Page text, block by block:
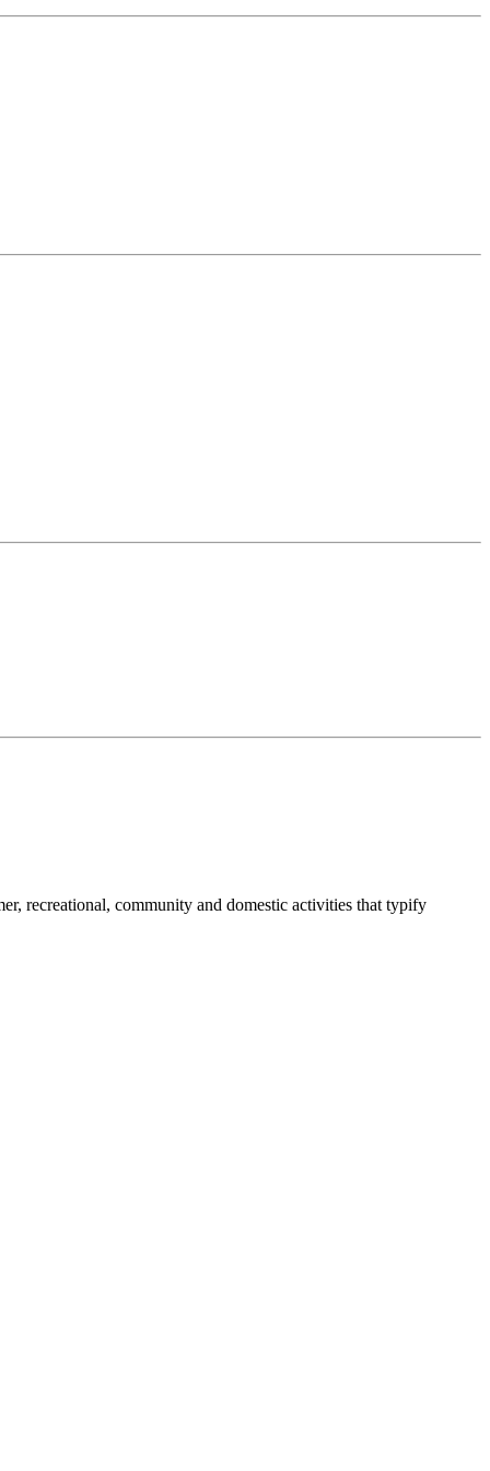
recreational, community and domestic activities that typify